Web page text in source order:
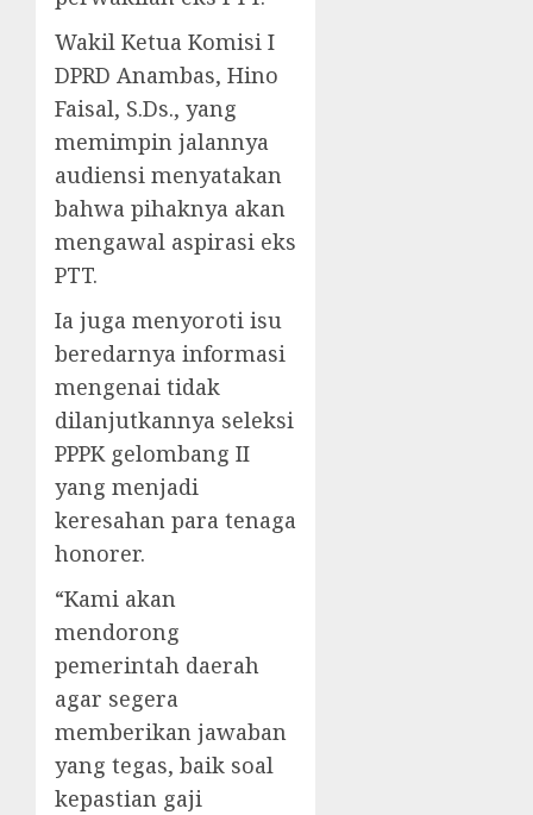
Wakil Ketua Komisi I
DPRD Anambas, Hino
Faisal, S.Ds., yang
memimpin jalannya
audiensi menyatakan
bahwa pihaknya akan
mengawal aspirasi eks
PTT.
Ia juga menyoroti isu
beredarnya informasi
mengenai tidak
dilanjutkannya seleksi
PPPK gelombang II
yang menjadi
keresahan para tenaga
honorer.
“Kami akan
mendorong
pemerintah daerah
agar segera
memberikan jawaban
yang tegas, baik soal
kepastian gaji